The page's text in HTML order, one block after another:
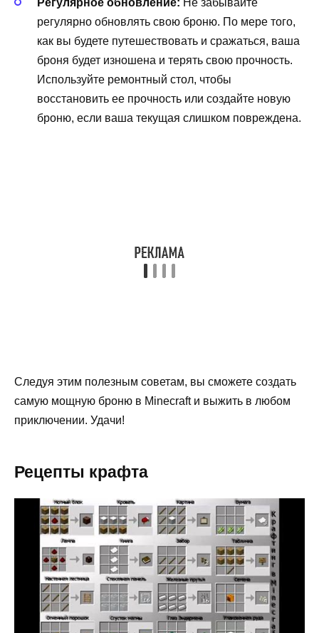
регулярно обновлять свою броню. По мере того,
как вы будете путешествовать и сражаться, ваша
броня будет изношена и терять свою прочность.
Используйте ремонтный стол, чтобы
восстановить ее прочность или создайте новую
броню, если ваша текущая слишком повреждена.
Следуя этим полезным советам, вы сможете создать
самую мощную броню в Minecraft и выжить в любом
приключении. Удачи!
Рецепты крафта